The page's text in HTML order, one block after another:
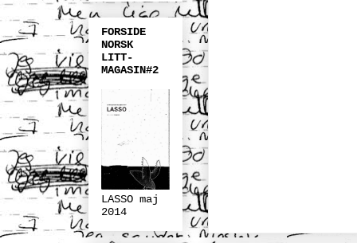
FORSIDE
NORSK
LITT-
MAGASIN#2
LASSO maj
2014